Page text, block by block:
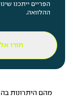
הפריים ייתכנו
ההלוואה.
חזרו
מהם היתרונות